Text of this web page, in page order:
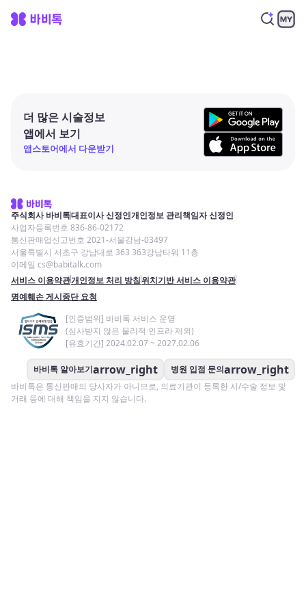
더 많은 시술정보
앱에서 보기
앱스토어에서 다운받기
주식회사 바비톡대표이사 신정인개인정보 관리책임자 신정인
사업자등록번호 836-86-02172
통신판매업신고번호 2021-서울강남-03497
서울특별시 서초구 강남대로 363 363강남타워 11층
이메일 cs@babitalk.com
서비스 이용약관개인정보 처리 방침위치기반 서비스 이용약관
명예훼손 게시중단 요청
[인증범위] 바비톡 서비스 운영
(심사받지 않은 물리적 인프라 제외)
[유효기간] 2024.02.07 ~ 2027.02.06
바비톡 알아보기arrow_right 병원 입점 문의arrow_right
바비톡은 통신판매의 당사자가 아니므로, 의료기관이 등록한 시/수술 정보 및
거래 등에 대해 책임을 지지 않습니다.